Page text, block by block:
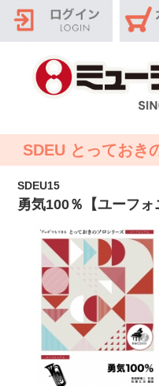
SDEU とっておき
SDEU15
勇気100％【ユーフォ